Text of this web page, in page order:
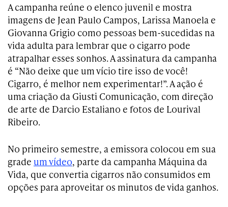
A campanha reúne o elenco juvenil e mostra
imagens de Jean Paulo Campos, Larissa Manoela e
Giovanna Grigio como pessoas bem-sucedidas na
vida adulta para lembrar que o cigarro pode
atrapalhar esses sonhos. A assinatura da campanha
é “Não deixe que um vício tire isso de você!
Cigarro, é melhor nem experimentar!”. A ação é
uma criação da Giusti Comunicação, com direção
de arte de Darcio Estaliano e fotos de Lourival
Ribeiro.
No primeiro semestre, a emissora colocou em sua
grade um vídeo, parte da campanha Máquina da
Vida, que convertia cigarros não consumidos em
opções para aproveitar os minutos de vida ganhos.